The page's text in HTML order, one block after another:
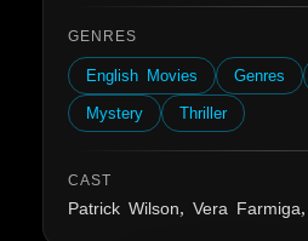
GENRES
English Movies Genres
Mystery
Thriller
CAST
Patrick Wilson, Vera